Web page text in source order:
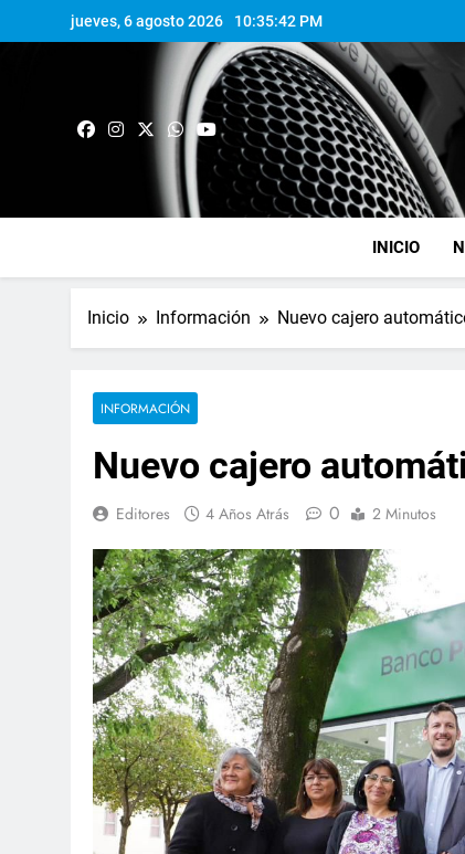
jueves, 6 agosto 2026 10:35:42 PM
INICIO
Inicio Información Nuevo cajero
INFORMACIÓN
Nuevo cajero
Editores 4 Años Atrás 0 2 Minutos